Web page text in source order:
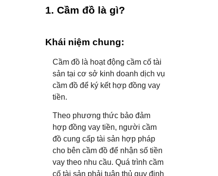
1. Cầm đồ là gì?
Khái niệm chung:
Cầm đồ là hoạt động cầm cố tài
sản tại cơ sở kinh doanh dịch vụ
cầm đồ để ký kết hợp đồng vay
tiền.
Theo phương thức bảo đảm
hợp đồng vay tiền, người cầm
đồ cung cấp tài sản hợp pháp
cho bên cầm đồ để nhận số tiền
vay theo nhu cầu. Quá trình cầm
cố tài sản phải tuân thủ quy định